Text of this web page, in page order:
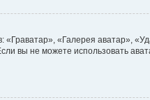
«Галерея аватар»,
вы не можете использовать